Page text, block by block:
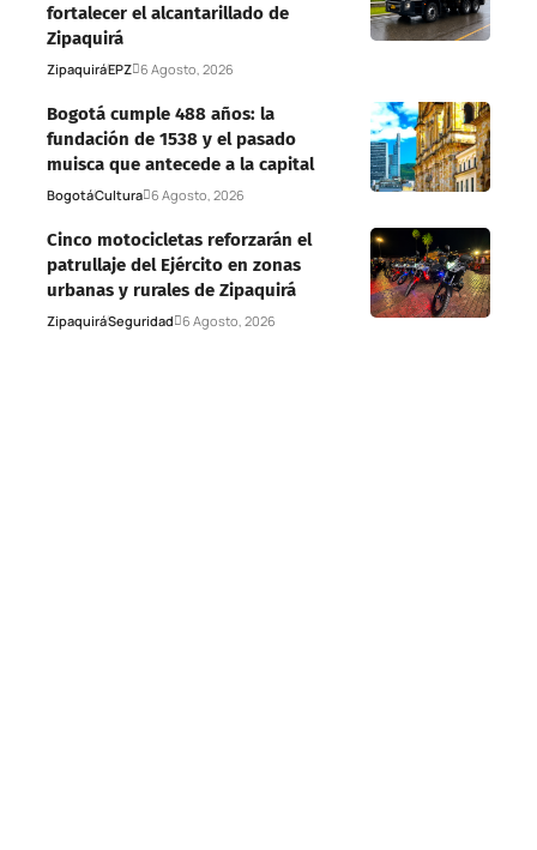
fortalecer el alcantarillado de
Zipaquirá
ZipaquiráEPZ 6 Agosto, 2026
Bogotá cumple 488 años: la
fundación de 1538 y el pasado
muisca que antecede a la capital
BogotáCultura 6 Agosto, 2026
Cinco motocicletas reforzarán el
patrullaje del Ejército en zonas
urbanas y rurales de Zipaquirá
ZipaquiráSeguridad 6 Agosto, 2026